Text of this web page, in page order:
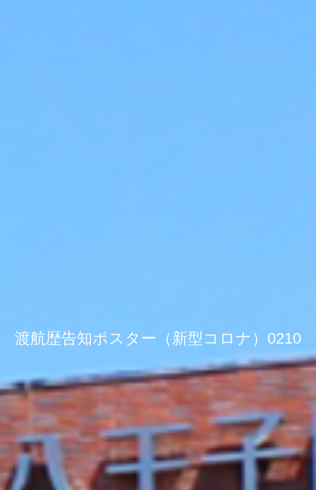
渡航歴告知ポスター（新型コロナ）0210